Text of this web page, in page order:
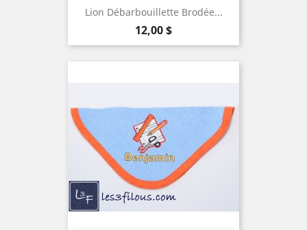
Lion Débarbouillette Brodée...
Prix
12,00 $